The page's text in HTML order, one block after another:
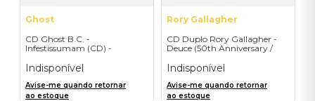
Ghost
CD Ghost B.C. -
Infestissumam (CD) -
Indisponível
Avise-me quando retornar
ao estoque
Rory Gallagher
CD Duplo Rory Gallagher -
Deuce (50th Anniversary /
Indisponível
Avise-me quando retornar
ao estoque